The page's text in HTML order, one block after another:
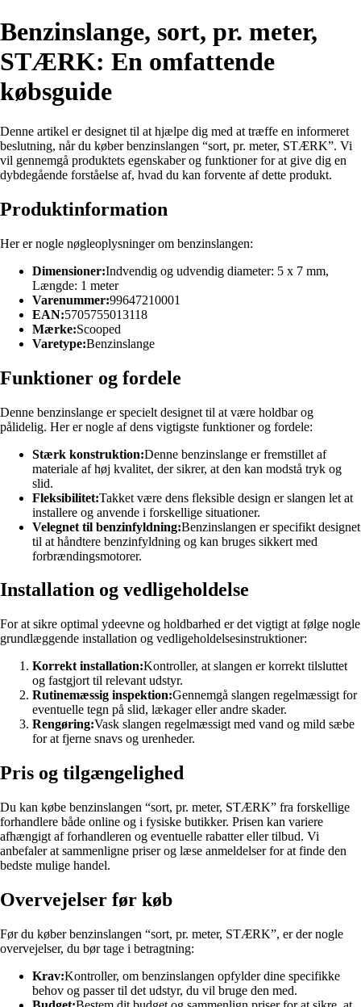
Benzinslange, sort, pr. meter,
STÆRK: En omfattende
købsguide
Denne artikel er designet til at hjælpe dig med at træffe en informeret
beslutning, når du køber benzinslangen “sort, pr. meter, STÆRK”. Vi
vil gennemgå produktets egenskaber og funktioner for at give dig en
dybdegående forståelse af, hvad du kan forvente af dette produkt.
Produktinformation
Her er nogle nøgleoplysninger om benzinslangen:
Dimensioner:Indvendig og udvendig diameter: 5 x 7 mm,
Længde: 1 meter
Varenummer:99647210001
EAN:5705755013118
Mærke:Scooped
Varetype:Benzinslange
Funktioner og fordele
Denne benzinslange er specielt designet til at være holdbar og
pålidelig. Her er nogle af dens vigtigste funktioner og fordele:
Stærk konstruktion:Denne benzinslange er fremstillet af
materiale af høj kvalitet, der sikrer, at den kan modstå tryk og
slid.
Fleksibilitet:Takket være dens fleksible design er slangen let at
installere og anvende i forskellige situationer.
Velegnet til benzinfyldning:Benzinslangen er specifikt designet
til at håndtere benzinfyldning og kan bruges sikkert med
forbrændingsmotorer.
Installation og vedligeholdelse
For at sikre optimal ydeevne og holdbarhed er det vigtigt at følge nogle
grundlæggende installation og vedligeholdelsesinstruktioner:
Korrekt installation:Kontroller, at slangen er korrekt tilsluttet
og fastgjort til relevant udstyr.
Rutinemæssig inspektion:Gennemgå slangen regelmæssigt for
eventuelle tegn på slid, lækager eller andre skader.
Rengøring:Vask slangen regelmæssigt med vand og mild sæbe
for at fjerne snavs og urenheder.
Pris og tilgængelighed
Du kan købe benzinslangen “sort, pr. meter, STÆRK” fra forskellige
forhandlere både online og i fysiske butikker. Prisen kan variere
afhængigt af forhandleren og eventuelle rabatter eller tilbud. Vi
anbefaler at sammenligne priser og læse anmeldelser for at finde den
bedste mulige handel.
Overvejelser før køb
Før du køber benzinslangen “sort, pr. meter, STÆRK”, er der nogle
overvejelser, du bør tage i betragtning:
Krav:Kontroller, om benzinslangen opfylder dine specifikke
behov og passer til det udstyr, du vil bruge den med.